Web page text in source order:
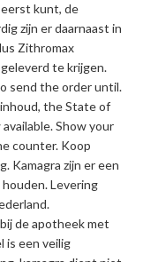
kunt, de
zijn er daarnaast in
Zithromax
te krijgen.
send the order until.
the State of
Show your
counter. Koop
Kamagra zijn er een
Levering
de apotheek met
is een veilig